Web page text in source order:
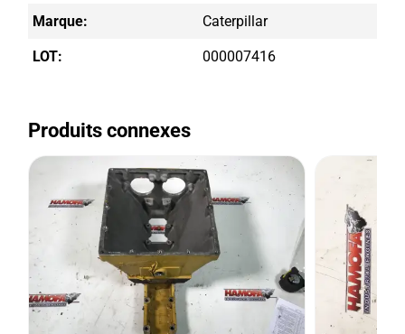
Marque: Caterpillar
LOT: 000007416
Produits connexes